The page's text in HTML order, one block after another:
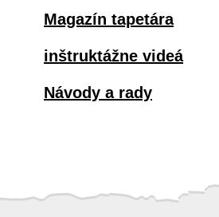
Magazín tapetára
inštruktážne videá
Návody a rady